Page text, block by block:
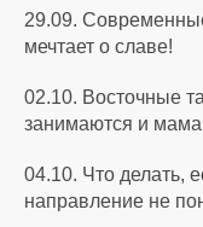
29.09.
мечтает о славе!
02.10. Восточные
занимаются и
04.10. Что делать,
направление не